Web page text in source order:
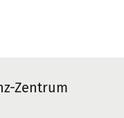
Zentrum